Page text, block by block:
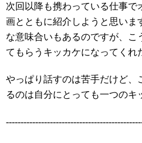
次回以降も携わっている仕事で
画とともに紹介しようと思いま
な意味合いもあるのですが、こ
てもらうキッカケになってくれ
やっぱり話すのは苦手だけど、
るのは自分にとっても一つのキ